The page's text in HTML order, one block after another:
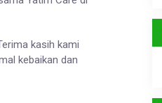
kasih kami
kebaikan dan